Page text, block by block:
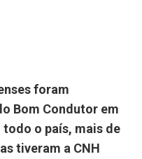
foram
Bom Condutor em
todo o país, mais de
tiveram a CNH